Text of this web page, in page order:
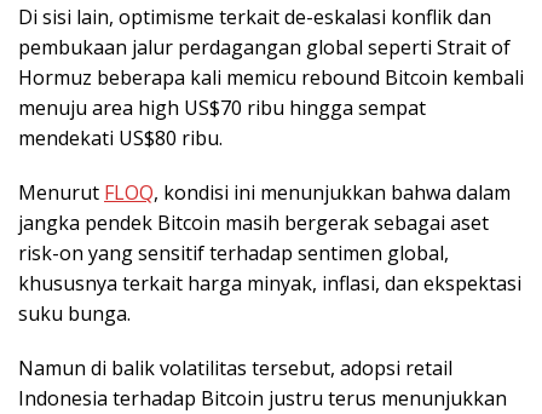
Di sisi lain, optimisme terkait de-eskalasi konflik dan
pembukaan jalur perdagangan global seperti Strait of
Hormuz beberapa kali memicu rebound Bitcoin kembali
menuju area high US$70 ribu hingga sempat
mendekati US$80 ribu.
Menurut FLOQ, kondisi ini menunjukkan bahwa dalam
jangka pendek Bitcoin masih bergerak sebagai aset
risk-on yang sensitif terhadap sentimen global,
khususnya terkait harga minyak, inflasi, dan ekspektasi
suku bunga.
Namun di balik volatilitas tersebut, adopsi retail
Indonesia terhadap Bitcoin justru terus menunjukkan